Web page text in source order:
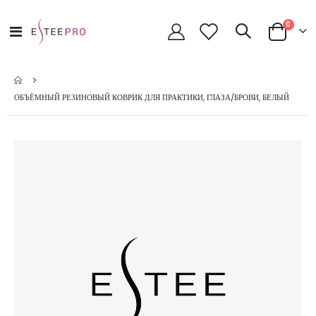
Toggle
Nav
Cart
0
ОБЪЁМНЫЙ РЕЗИНОВЫЙ КОВРИК ДЛЯ ПРАКТИКИ, ГЛАЗА/БРОВИ, БЕЛЫЙ